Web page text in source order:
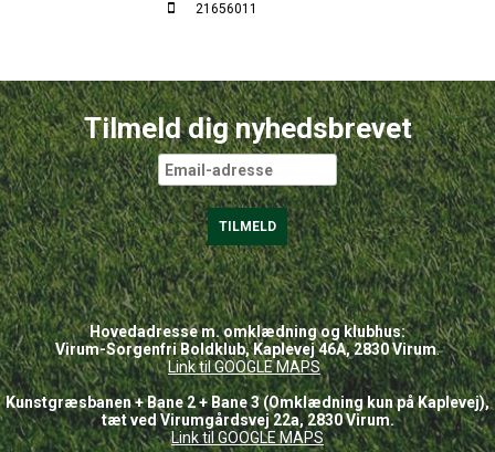
21656011
Tilmeld dig nyhedsbrevet
Hovedadresse m. omklædning og klubhus:
Virum-Sorgenfri Boldklub, Kaplevej 46A, 2830 Virum.
Link til GOOGLEMAPS
Kunstgræsbanen + Bane 2 + Bane 3 (Omklædning kun på Kaplevej),
tæt ved Virumgårdsvej 22a, 2830 Virum.
Link til GOOGLE MAPS